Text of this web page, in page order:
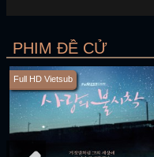
PHIM ĐỀ CỬ
Full HD Vietsub